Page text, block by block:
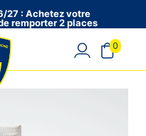
27 : Achetez votre
remporter 2 places
0